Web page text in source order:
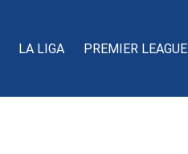
LA LIGA PREMIER LEAGUE